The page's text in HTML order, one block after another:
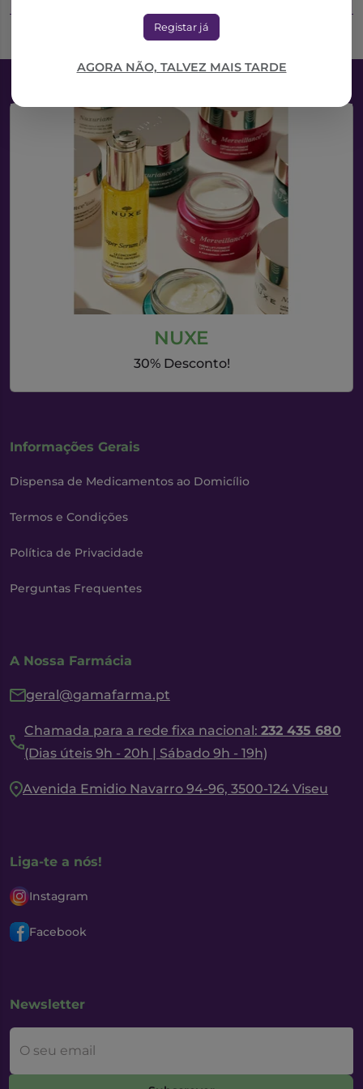
Registar já
AGORA NÃO, TALVEZ MAIS TARDE
NUXE
30% Desconto!
Informações Gerais
Dispensa de Medicamentos ao Domicílio
Termos e Condições
Política de Privacidade
Perguntas Frequentes
A Nossa Farmácia
geral@gamafarma.pt
Chamada para a rede fixa nacional: 232 435 680
(Dias úteis 9h - 20h | Sábado 9h - 19h)
Avenida Emidio Navarro 94-96, 3500-124 Viseu
Liga-te a nós!
Instagram
Facebook
Newsletter
O seu email